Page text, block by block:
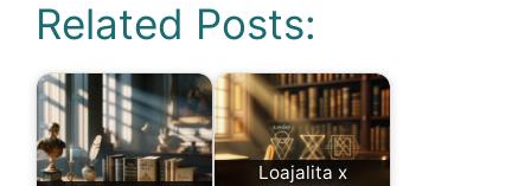
Related Posts:
Loajalita x